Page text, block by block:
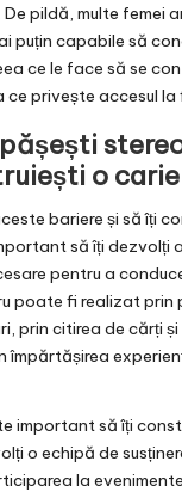
pildă, multe femei
puțin capabile să
ce le face să se
privește accesul la
o
bariere și să îți
să îți dezvolți
pentru a
poate fi realizat prin
prin citirea de cărți
împărtășirea
important să îți
o echipă de
la